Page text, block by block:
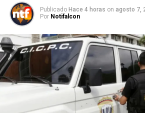
Publicado Hace 4 horas on agosto 7,
Por Notifalcon